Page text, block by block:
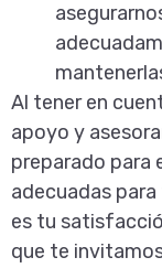
Al tener en
apoyo y
preparado para
adecuadas
es tu
que te